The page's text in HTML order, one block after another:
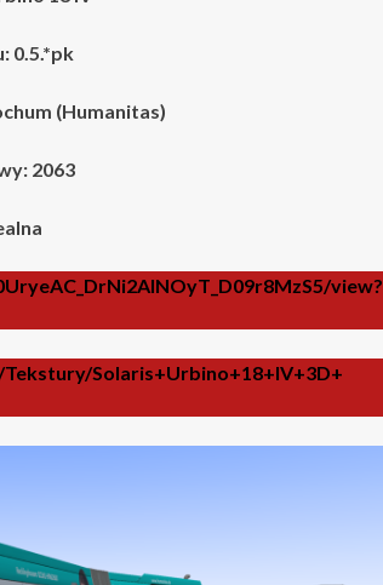
0.5.*pk
(Humanitas)
2063
view?
Solaris+Urbino+18+IV+3D+